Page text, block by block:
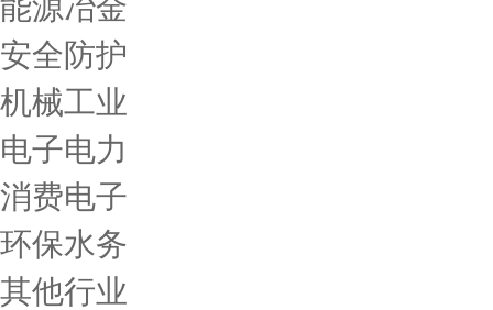
能源冶金
安全防护
机械工业
电子电力
消费电子
环保水务
其他行业